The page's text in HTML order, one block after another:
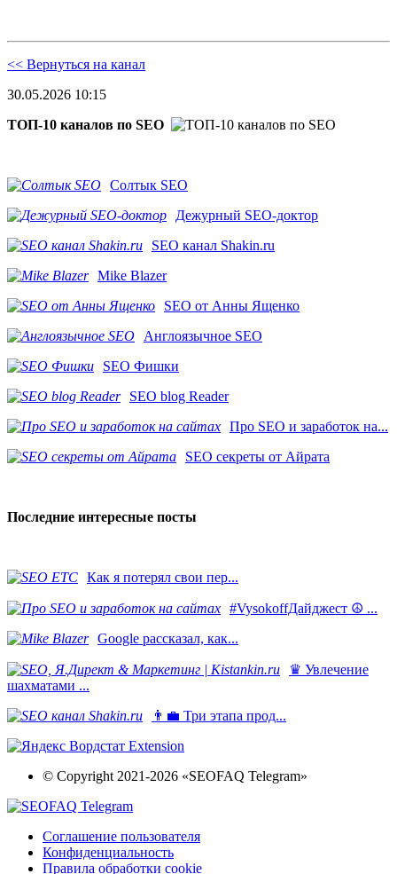
<< Вернуться на канал
30.05.2026 10:15
ТОП-10 каналов по SEO
Солтык SEO
Дежурный SEO-доктор
SEO канал Shakin.ru
Mike Blazer
SEO от Анны Ященко
Англоязычное SEO
SEO Фишки
SEO blog Reader
Про SEO и заработок на...
SEO секреты от Айрата
Последние интересные посты
Как я потерял свои пер...
#VysokoffДайджест ☮️ ...
​Google рассказал, как...
♛ Увлечение
шахматами ...
👨‍💼 Три этапа прод...
© Copyright 2021-2026 «SEOFAQ Telegram»
Соглашение пользователя
Конфиденциальность
Правила обработки cookie